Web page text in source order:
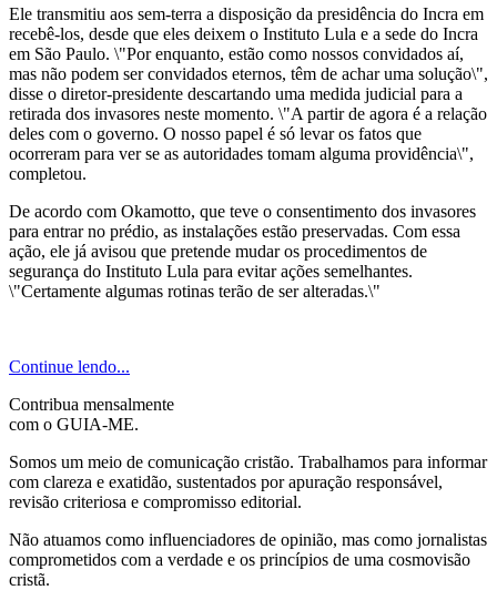
Ele transmitiu aos sem-terra a disposição da presidência do Incra em
recebê-los, desde que eles deixem o Instituto Lula e a sede do Incra
em São Paulo. \"Por enquanto, estão como nossos convidados aí,
mas não podem ser convidados eternos, têm de achar uma solução\",
disse o diretor-presidente descartando uma medida judicial para a
retirada dos invasores neste momento. \"A partir de agora é a relação
deles com o governo. O nosso papel é só levar os fatos que
ocorreram para ver se as autoridades tomam alguma providência\",
completou.
De acordo com Okamotto, que teve o consentimento dos invasores
para entrar no prédio, as instalações estão preservadas. Com essa
ação, ele já avisou que pretende mudar os procedimentos de
segurança do Instituto Lula para evitar ações semelhantes.
\"Certamente algumas rotinas terão de ser alteradas.\"
Continue lendo...
Contribua mensalmente
com o GUIA-ME.
Somos um meio de comunicação cristão. Trabalhamos para informar
com clareza e exatidão, sustentados por apuração responsável,
revisão criteriosa e compromisso editorial.
Não atuamos como influenciadores de opinião, mas como jornalistas
comprometidos com a verdade e os princípios de uma cosmovisão
cristã.